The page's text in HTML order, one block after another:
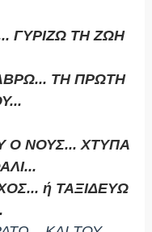
ΓΥΡΙΖΩ ΤΗ ΖΩΗ
ΤΗ ΠΡΩΤΗ
Ο ΝΟΥΣ... ΧΤΥΠΑ
ή ΤΑΞΙΔΕΥΩ